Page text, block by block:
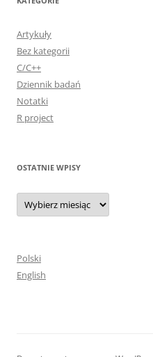
Artykuły
Bez kategorii
C/C++
Dziennik badań
Notatki
R project
OSTATNIE WPISY
Ostatnie
wpisy
Polski
English